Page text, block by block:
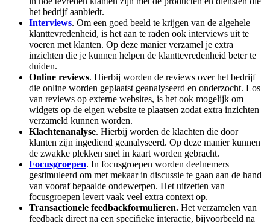
het bedrijf aanbiedt.
Interviews. Om een goed beeld te krijgen van de algehele
klanttevredenheid, is het aan te raden ook interviews uit te
voeren met klanten. Op deze manier verzamel je extra
inzichten die je kunnen helpen de klanttevredenheid beter te
duiden.
Online reviews. Hierbij worden de reviews over het bedrijf
die online worden geplaatst geanalyseerd en onderzocht. Los
van reviews op externe websites, is het ook mogelijk om
widgets op de eigen website te plaatsen zodat extra inzichten
verzameld kunnen worden.
Klachtenanalyse. Hierbij worden de klachten die door
klanten zijn ingediend geanalyseerd. Op deze manier kunnen
de zwakke plekken snel in kaart worden gebracht.
Focusgroepen. In focusgroepen worden deelnemers
gestimuleerd om met mekaar in discussie te gaan aan de hand
van vooraf bepaalde ondewerpen. Het uitzetten van
focusgroepen levert vaak veel extra context op.
Transactionele feedbackformulieren. Het verzamelen van
feedback direct na een specifieke interactie, bijvoorbeeld na